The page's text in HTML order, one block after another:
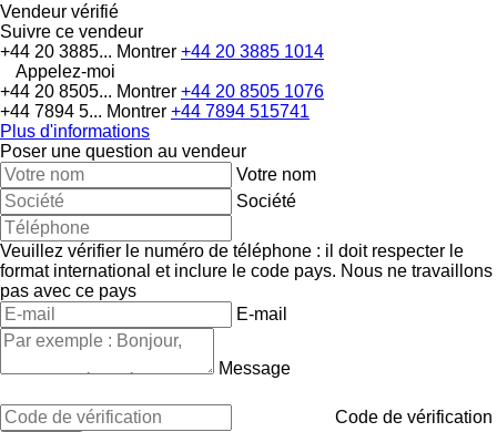
Vendeur vérifié
Suivre ce vendeur
+44 20 3885... Montrer +44 20 3885 1014
Appelez-moi
+44 20 8505... Montrer +44 20 8505 1076
+44 7894 5... Montrer +44 7894 515741
Plus d'informations
Poser une question au vendeur
Votre nom
Société
Veuillez vérifier le numéro de téléphone : il doit respecter le
format international et inclure le code pays. Nous ne travaillons
pas avec ce pays
E-mail
Message
Code de vérification